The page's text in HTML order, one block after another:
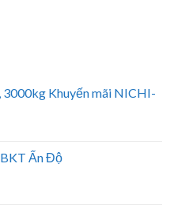
3000kg Khuyến mãi NICHI-
Ấn Độ